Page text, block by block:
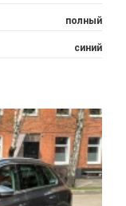
полный
синий